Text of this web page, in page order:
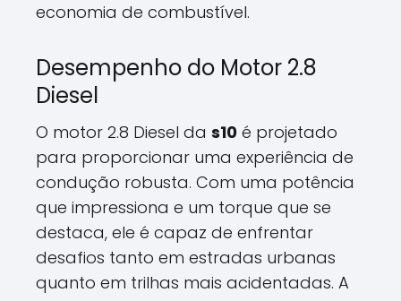
economia de combustível.
Desempenho do Motor 2.8
Diesel
O motor 2.8 Diesel da s10 é projetado
para proporcionar uma experiência de
condução robusta. Com uma potência
que impressiona e um torque que se
destaca, ele é capaz de enfrentar
desafios tanto em estradas urbanas
quanto em trilhas mais acidentadas. A